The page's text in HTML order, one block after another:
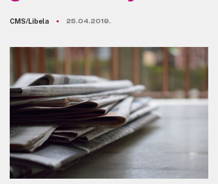
CMS/Libela 25.04.2019.